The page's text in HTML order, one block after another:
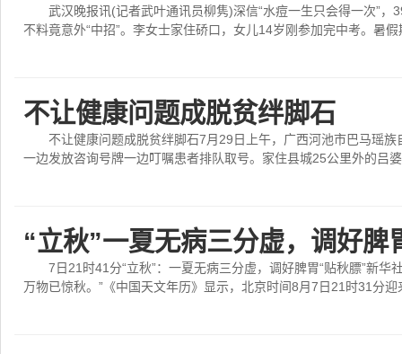
武汉晚报讯(记者武叶通讯员柳隽)深信“水痘一生只会得一次”
不料竟意外“中招”。李女士家住硚口，女儿14岁刚参加完中考。暑
不让健康问题成脱贫绊脚石
不让健康问题成脱贫绊脚石7月29日上午，广西河池市巴马瑶
一边发放咨询号牌一边叮嘱患者排队取号。家住县城25公里外的吕
“立秋”一夏无病三分虚，调好脾
7日21时41分“立秋”：一夏无病三分虚，调好脾胃“贴秋膘”新华
万物已惊秋。”《中国天文年历》显示，北京时间8月7日21时31分迎